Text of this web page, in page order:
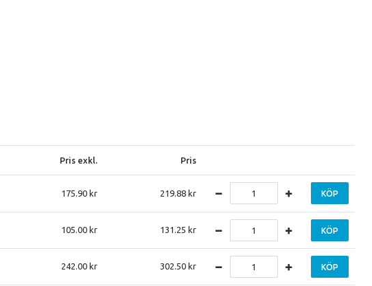
Pris exkl. Pris
175.90 219.88 KÖP
105.00 131.25 KÖP
242.00 302.50 KÖP